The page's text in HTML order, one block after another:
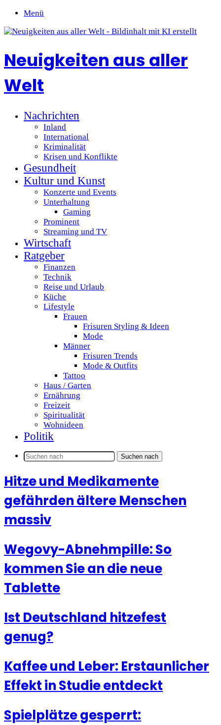
Menü
Neuigkeiten aus aller
Welt
Nachrichten
Inland
International
Kriminalität
Krisen und Konflikte
Gesundheit
Kultur und Kunst
Konzerte und Events
Unterhaltung
Gaming
Prominent
Streaming und TV
Wirtschaft
Ratgeber
Finanzen
Technik
Reise und Urlaub
Küche
Lifestyle
Frauen
Frisuren Styling & Ideen
Mode
Männer
Frisuren Trends
Mode & Outfits
Tattoo
Haus / Garten
Ernährung
Freizeit
Spiritualität
Wohnideen
Politik
Suchen nach
Hitze und Medikamente
gefährden ältere Menschen
massiv
Wegovy-Abnehmpille: So
kommen Sie an die neue
Tablette
Ist Deutschland hitzefest
genug?
Kaffee und Leber: Erstaunlicher
Effekt in Studie entdeckt
Spielplätze gesperrt: